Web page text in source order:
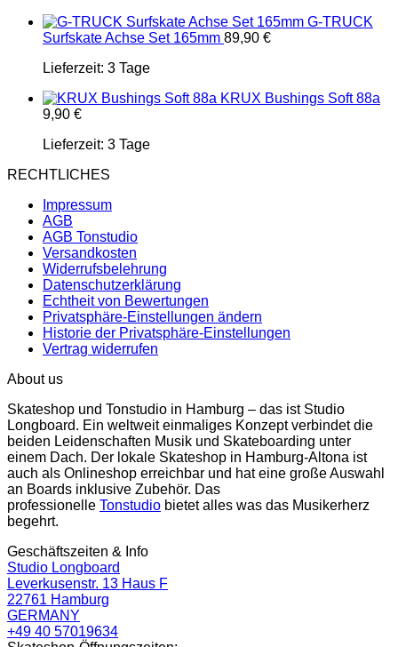
G-TRUCK
Surfskate Achse Set 165mm 89,90 €
Lieferzeit: 3 Tage
KRUX Bushings Soft 88a
9,90 €
Lieferzeit: 3 Tage
RECHTLICHES
Impressum
AGB
AGB Tonstudio
Versandkosten
Widerrufsbelehrung
Datenschutzerklärung
Echtheit von Bewertungen
Privatsphäre-Einstellungen ändern
Historie der Privatsphäre-Einstellungen
Vertrag widerrufen
About us
Skateshop und Tonstudio in Hamburg – das ist Studio
Longboard. Ein weltweit einmaliges Konzept verbindet die
beiden Leidenschaften Musik und Skateboarding unter
einem Dach. Der lokale Skateshop in Hamburg-Altona ist
auch als Onlineshop erreichbar und hat eine große Auswahl
an Boards inklusive Zubehör. Das
professionelle Tonstudio bietet alles was das Musikerherz
begehrt.
Geschäftszeiten & Info
Studio Longboard
Leverkusenstr. 13 Haus F
22761 Hamburg
GERMANY
+49 40 57019634